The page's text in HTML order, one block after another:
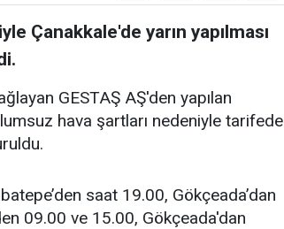
Çanakkale'de yarın yapılması
GESTAŞ AŞ'den yapılan
hava şartları nedeniyle tarifede
saat 19.00, Gökçeada’dan
09.00 ve 15.00, Gökçeada'dan